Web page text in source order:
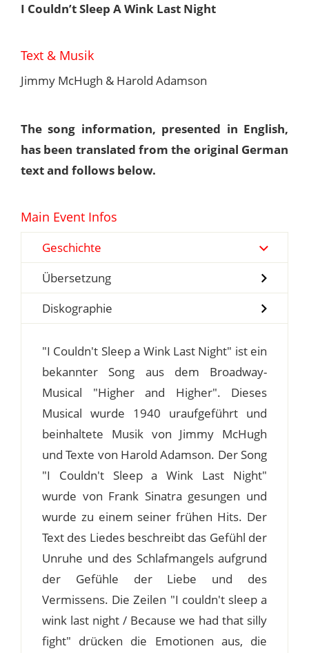
I Couldn’t Sleep A Wink Last Night
Text & Musik
Jimmy McHugh & Harold Adamson
The song information, presented in English,
has been translated from the original German
text and follows below.
Main Event Infos
Geschichte
Übersetzung
Diskographie
"I Couldn't Sleep a Wink Last Night" ist ein
bekannter Song aus dem Broadway-
Musical "Higher and Higher". Dieses
Musical wurde 1940 uraufgeführt und
beinhaltete Musik von Jimmy McHugh
und Texte von Harold Adamson. Der Song
"I Couldn't Sleep a Wink Last Night"
wurde von Frank Sinatra gesungen und
wurde zu einem seiner frühen Hits. Der
Text des Liedes beschreibt das Gefühl der
Unruhe und des Schlafmangels aufgrund
der Gefühle der Liebe und des
Vermissens. Die Zeilen "I couldn't sleep a
wink last night / Because we had that silly
fight" drücken die Emotionen aus, die